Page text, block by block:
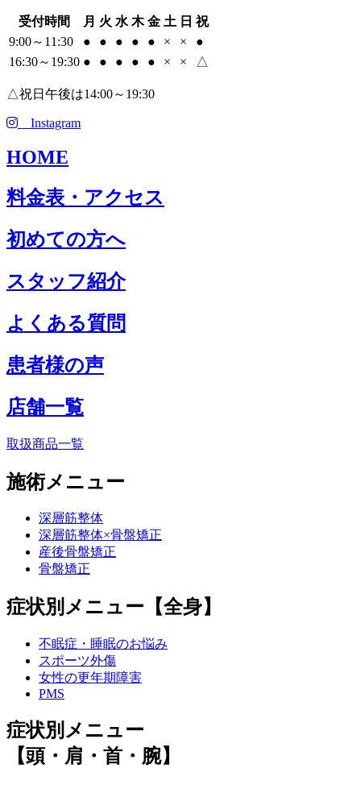
受付時間 月 火 水 木 金 土 日 祝
9:00～11:30
● ● ● ● ● × ×
●
16:30～19:30 ● ● ● ● ● × × △
△祝日午後は14:00～19:30
Instagram
HOME
料金表・アクセス
初めての方へ
スタッフ紹介
よくある質問
患者様の声
店舗一覧
取扱商品一覧
施術メニュー
深層筋整体
深層筋整体×骨盤矯正
産後骨盤矯正
骨盤矯正
症状別メニュー【全身】
不眠症・睡眠のお悩み
スポーツ外傷
女性の更年期障害
PMS
症状別メニュー
【頭・肩・首・腕】